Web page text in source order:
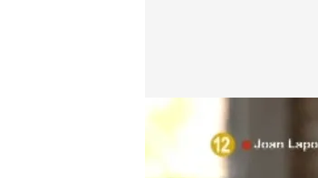
cuatro.com
02 JUL 2015 - 10:51h.